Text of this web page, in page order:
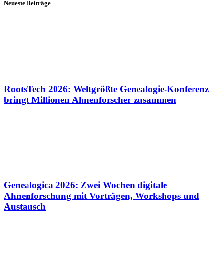
Neueste Beiträge
RootsTech 2026: Weltgrößte Genealogie-Konferenz
bringt Millionen Ahnenforscher zusammen
Genealogica 2026: Zwei Wochen digitale
Ahnenforschung mit Vorträgen, Workshops und
Austausch